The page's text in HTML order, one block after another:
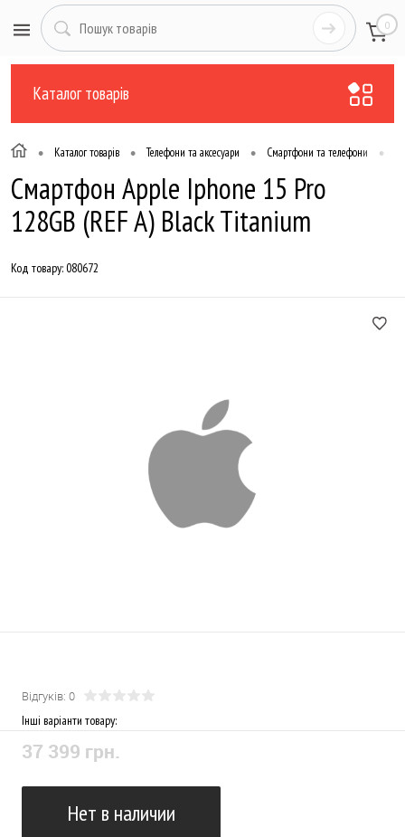
0
Каталог товарів
• Каталог товарів • Телефони та аксесуари • Смартфони та телефони •
Смартфон Apple Iphone 15 Pro
128GB (REF A) Black Titanium
Код товару:080672
Відгуків: 0
Інші варіанти товару:
37 399 грн.
Нет в наличии